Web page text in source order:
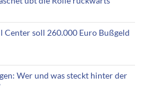
Center soll 260.000 Euro Bußgeld
Wer und was steckt hinter der